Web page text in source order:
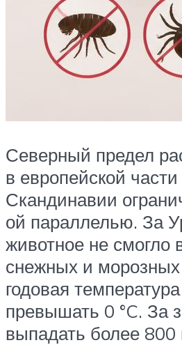
Северный предел
в европейской
Скандинавии
ой параллелью. За
животное не смогло
снежных и
годовая
превышать 0 °C. За
выпадать более 800